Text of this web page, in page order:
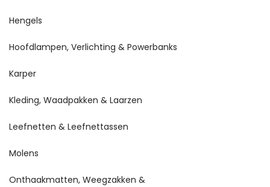
Hengels
Hoofdlampen, Verlichting & Powerbanks
Karper
Kleding, Waadpakken & Laarzen
Leefnetten & Leefnettassen
Molens
Onthaakmatten, Weegzakken &